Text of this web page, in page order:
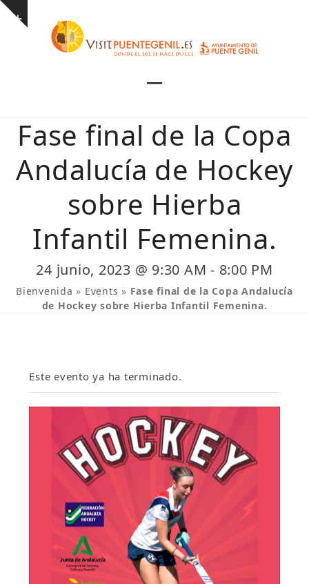
Skip
Show
mobile
menu
mobile
menu
Fase final de la Copa
Andalucía de Hockey
sobre Hierba
Infantil Femenina.
24 junio, 2023 @ 9:30 AM - 8:00 PM
Bienvenida » Events » Fase final de la Copa Andalucía
de Hockey sobre Hierba Infantil Femenina.
Este evento ya ha terminado.